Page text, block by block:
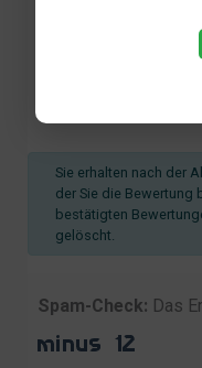
Uhrzeit der
Zweck der
einverstanden.
Sie erhalten nach der
der Sie die Bewertung
bestätigten
gelöscht.
Spam-Check: Das